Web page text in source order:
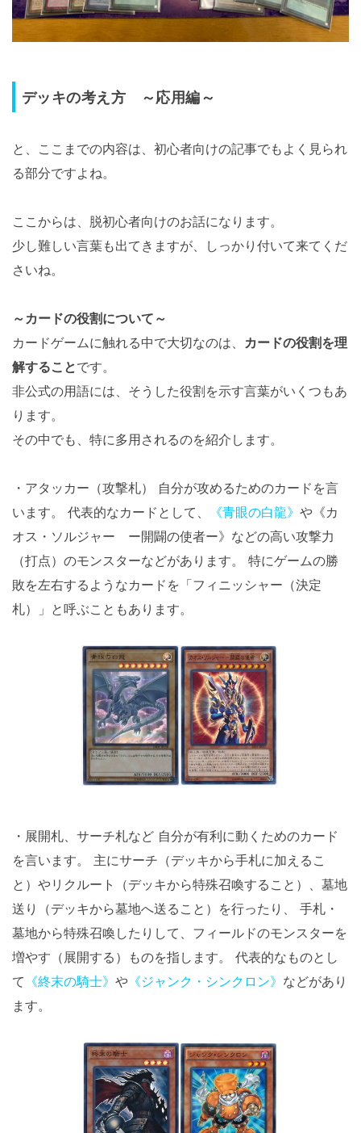
デッキの考え方 ～応用編～
と、ここまでの内容は、初心者向けの記事でもよく見られ
る部分ですよね。
ここからは、脱初心者向けのお話になります。
少し難しい言葉も出てきますが、しっかり付いて来てくだ
さいね。
～カードの役割について～
カードゲームに触れる中で大切なのは、 カードの役割を理
解することです。
非公式の用語には、そうした役割を示す言葉がいくつもあ
ります。
その中でも、特に多用されるのを紹介します。
・アタッカー（攻撃札） 自分が攻めるためのカードを言
います。 代表的なカードとして、
《青眼の白龍》 や《カ
オス・ソルジャー ー開闢の使者ー》などの高い攻撃力
（打点）のモンスターなどがあります。 特にゲームの勝
敗を左右するようなカードを「フィニッシャー（決定
札）」と呼ぶこともあります。
・展開札、サーチ札など 自分が有利に動くためのカード
を言います。 主にサーチ（デッキから手札に加えるこ
と）やリクルート（デッキから特殊召喚すること）、墓地
送り（デッキから墓地へ送ること）を行ったり、 手札・
墓地から特殊召喚したりして、フィールドのモンスターを
増やす（展開する）ものを指します。 代表的なものとし
て 《終末の騎士》 や 《ジャンク・シンクロン》 などがあり
ます。